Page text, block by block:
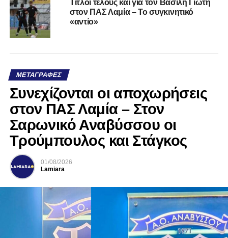
Τίτλοι τέλους και για τον Βασίλη Γιώτη
στον ΠΑΣ Λαμία – Το συγκινητικό
«αντίο»
ΜΕΤΑΓΡΑΦΈΣ
Συνεχίζονται οι αποχωρήσεις
στον ΠΑΣ Λαμία – Στον
Σαρωνικό Αναβύσσου οι
Τρούμπουλος και Στάγκος
01/08/2026
Lamiara